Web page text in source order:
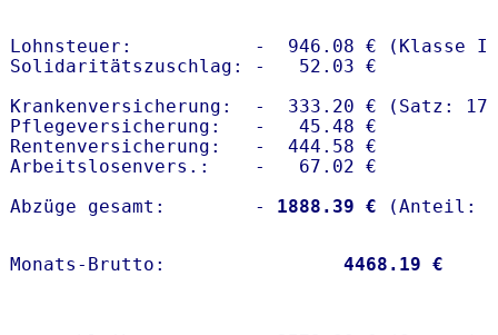
Lohnsteuer:           -  946.08 € (Klasse I)
Solidaritätszuschlag: -   52.03 €
Krankenversicherung:  -  333.20 € (Satz:
Pflegeversicherung:   -   45.48 €
Rentenversicherung:   -  444.58 €
Arbeitslosenvers.:    -   67.02 €
Abzüge gesamt:        -
1888.39 €
Monats-Brutto: 4468.19 €